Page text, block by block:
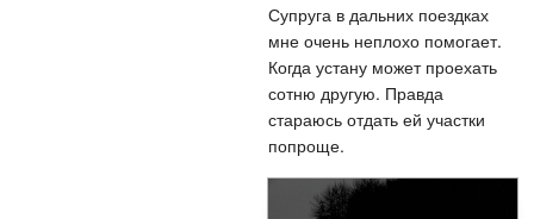
Супруга в дальних поездках
мне очень неплохо помогает.
Когда устану может проехать
сотню другую. Правда
стараюсь отдать ей участки
попроще.